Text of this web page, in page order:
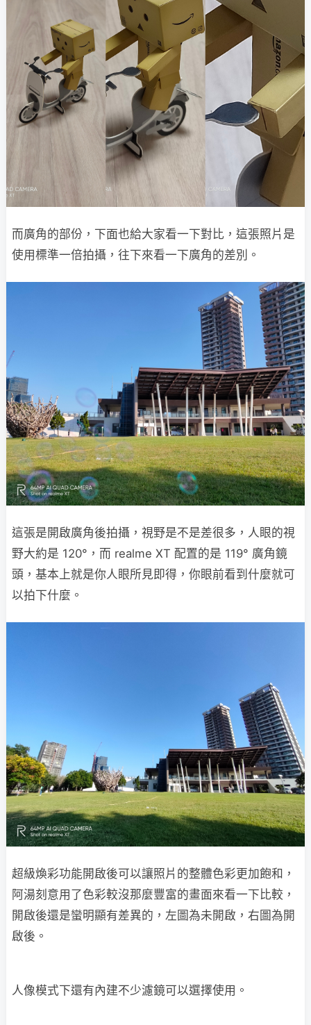
而廣角的部份，下面也給大家看一下對比，這張照片是
使用標準一倍拍攝，往下來看一下廣角的差別。
這張是開啟廣角後拍攝，視野是不是差很多，人眼的視
野大約是 120°，而 realme XT 配置的是 119° 廣角鏡
頭，基本上就是你人眼所見即得，你眼前看到什麼就可
以拍下什麼。
超級煥彩功能開啟後可以讓照片的整體色彩更加飽和，
阿湯刻意用了色彩較沒那麼豐富的畫面來看一下比較，
開啟後還是蠻明顯有差異的，左圖為未開啟，右圖為開
啟後。
人像模式下還有內建不少濾鏡可以選擇使用。